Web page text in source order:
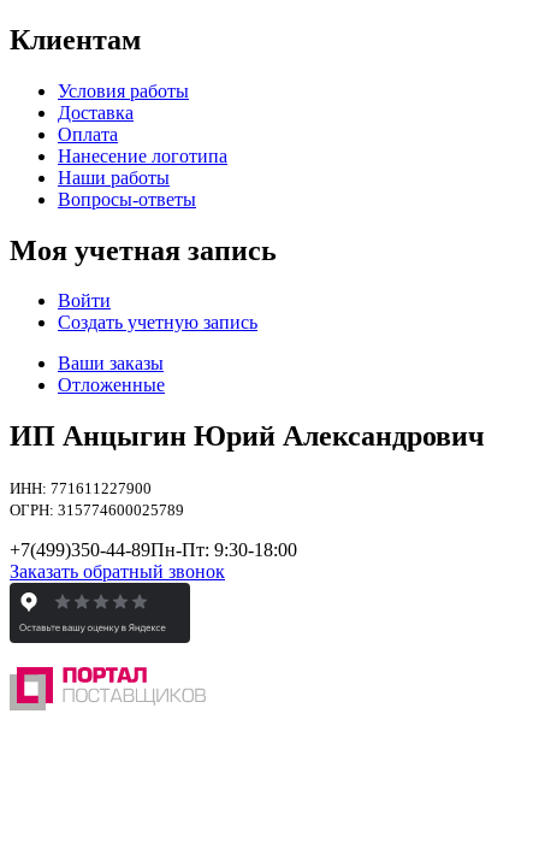
Клиентам
Условия работы
Доставка
Оплата
Нанесение логотипа
Наши работы
Вопросы-ответы
Моя учетная запись
Войти
Создать учетную запись
Ваши заказы
Отложенные
ИП Анцыгин Юрий Александрович
ИНН: 771611227900
ОГРН: 315774600025789
+7(499)350-44-89Пн-Пт: 9:30-18:00
Заказать обратный звонок